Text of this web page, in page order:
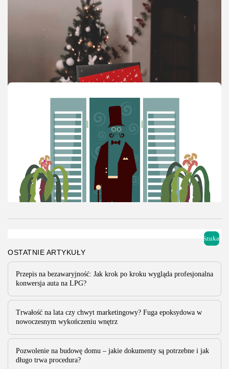
Dom i ogród Muzyka
Zakupy i opinie
Twórcze Zabawy Świąteczne: Animacja Świąt
Bożego Narodzenia
Twórcze zabawy świąteczne mogą wprawić nas w radosny nastrój
oczekiwania na narodziny Jezusa. To alternatywa dla siedzenia przy stole
i jest doskonałym urozmaiceniem tradycyjnych Wigilijnych obchodów.
Ciekawostki Edukacja i Nauka
Gospodarka/Przemysł
Kultura/Sztuka
Moda Ślub/Wesele
Zakupy i opinie
Frak, żakiet, surdut – czym się różnią
Frak, żakiet oraz surdut to elementy męskiego stroju formalnego – są to
Szukaj
OSTATNIE ARTYKUŁY
Przepis na bezawaryjność: Jak krok po kroku wygląda profesjonalna
konwersja auta na LPG?
Trwałość na lata czy chwyt marketingowy? Fuga epoksydowa w
nowoczesnym wykończeniu wnętrz
Pozwolenie na budowę domu – jakie dokumenty są potrzebne i jak
długo trwa procedura?